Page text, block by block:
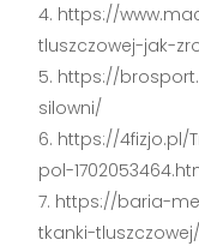
https://
tluszczowej-jak-
https://
silowni/
https://4fizjo.pl/
pol-
https://baria-
tkanki-tluszczowej/